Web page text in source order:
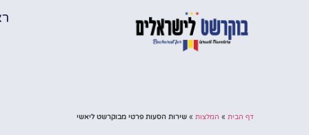
דף הבית » המלצות » שירות הסעות פרטי מבוקרשט ליאשי